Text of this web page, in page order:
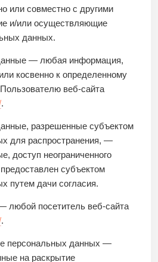
или совместно с другими
и/или осуществляющие
данных.
— любая информация,
косвенно к определенному
веб-сайта
.
разрешенные субъектом
для распространения, —
доступ неограниченного
субъектом
путем дачи согласия.
любой посетитель веб-сайта
.
персональных данных —
на раскрытие